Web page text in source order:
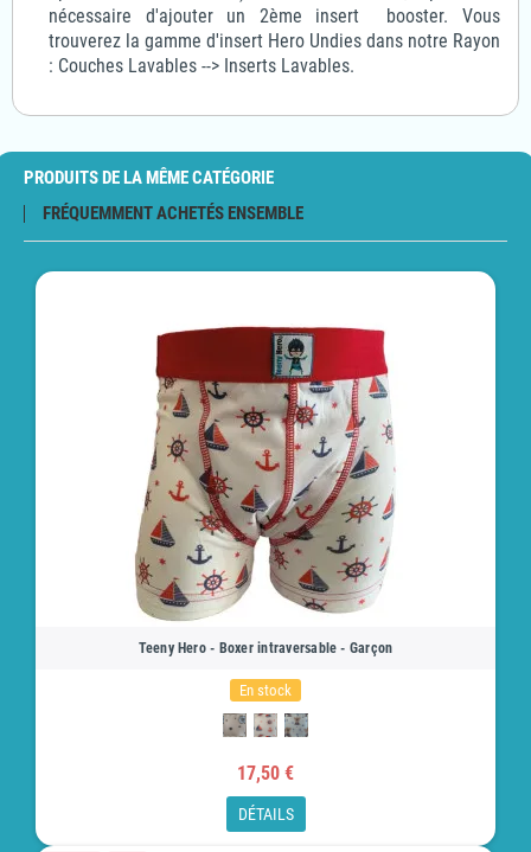
nécessaire d'ajouter un 2ème insert booster. Vous
trouverez la gamme d'insert Hero Undies dans notre Rayon
: Couches Lavables --> Inserts Lavables.
PRODUITS DE LA MÊME CATÉGORIE
FRÉQUEMMENT ACHETÉS ENSEMBLE
Teeny Hero - Boxer intraversable - Garçon
En stock
17,50 €
DÉTAILS